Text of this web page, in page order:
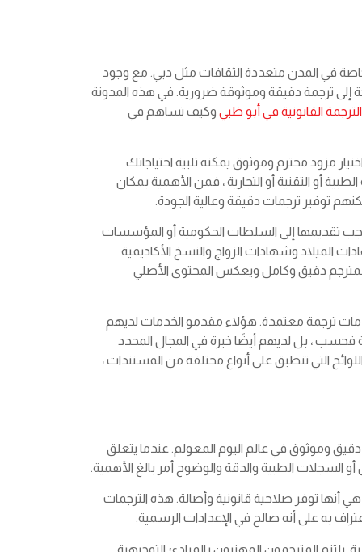
في المدن متعددة الثقافات مثل دبي. مع وجود
إلى ترجمة دقيقة وموثوقة ضرورية. في هذه المدونة
القانونية في أبو ظبيوكيف تساهم في
مزود محترم وموثوق يمكنه تلبية احتياجاتك
أو التقنية أو التجارية ، فمن الأهمية بمكان
توفير ترجمات دقيقة وعالية الجودة.
تقديمها إلى السلطات الحكومية أو المؤسسات
الميلاد وشهادات الزواج والنسخ الأكاديمية
دقيق وكامل ويعكس المحتوى الأصلي
ترجمة معتمدة. هؤلاء مقدمو الخدمات لديهم
فحسب ، بل لديهم أيضًا خبرة في المجال المحدد
التي تنطبق على أنواع مختلفة من المستندات ،
وموثوق في عالم اليوم المعولم. عندما يتعلق
السجلات الطبية والدقة والوضوح أمر بالغ الأهمية.
أنها توفر صلاحية قانونية وأصالة. هذه الترجمات
به على أنه صالح في الإعدادات الرسمية.
المترجمون المهنيون بالمبادئ التوجيهية